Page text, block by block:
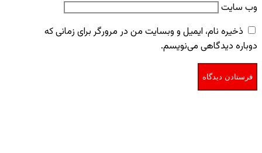
وب‌ سایت
ذخیره نام، ایمیل و وبسایت من در مرورگر برای زمانی که
دوباره دیدگاهی می‌نویسم.